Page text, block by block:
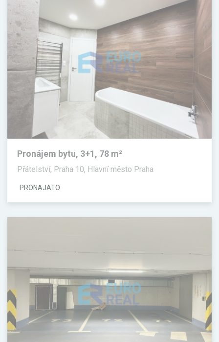
Pronájem bytu, 3+1, 78 m²
Přátelství, Praha 10, Hlavní město Praha
PRONAJATO